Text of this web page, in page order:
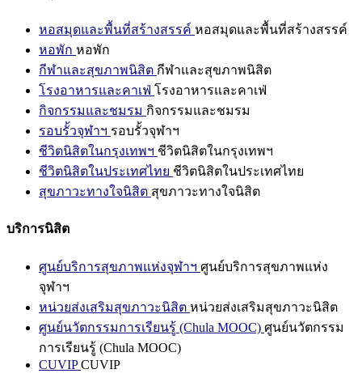
หอสมุดและพื้นที่สร้างสรรค์ หอสมุดและพื้นที่สร้างสรรค์
หอพัก หอพัก
กีฬาและสุขภาพนิสิต กีฬาและสุขภาพนิสิต
โรงอาหารและคาเฟ่ โรงอาหารและคาเฟ่
กิจกรรมและชมรม กิจกรรมและชมรม
รอบรั้วจุฬาฯ รอบรั้วจุฬาฯ
ชีวิตนิสิตในกรุงเทพฯ ชีวิตนิสิตในกรุงเทพฯ
ชีวิตนิสิตในประเทศไทย ชีวิตนิสิตในประเทศไทย
สุขภาวะทางใจนิสิต สุขภาวะทางใจนิสิต
บริการนิสิต
ศูนย์บริการสุขภาพแห่งจุฬาฯ ศูนย์บริการสุขภาพแห่ง
จุฬาฯ
หน่วยส่งเสริมสุขภาวะนิสิต หน่วยส่งเสริมสุขภาวะนิสิต
ศูนย์นวัตกรรมการเรียนรู้ (Chula MOOC) ศูนย์นวัตกรรม
การเรียนรู้ (Chula MOOC)
CUVIPCUVIP